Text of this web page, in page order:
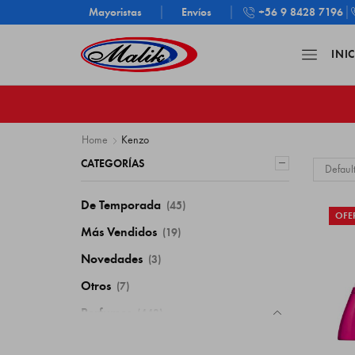
Mayoristas Envíos +56 9 8428 7196
Home Kenzo
CATEGORÍAS
De Temporada (45)
Más Vendidos (19)
Novedades (3)
Otros (7)
Perfumes